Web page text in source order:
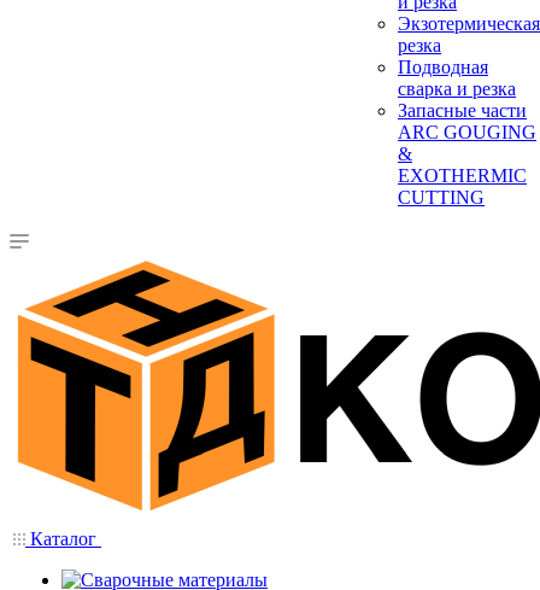
Экзотермическая
резка
Подводная
сварка и резка
Запасные части
ARC GOUGING
&
EXOTHERMIC
CUTTING
Каталог